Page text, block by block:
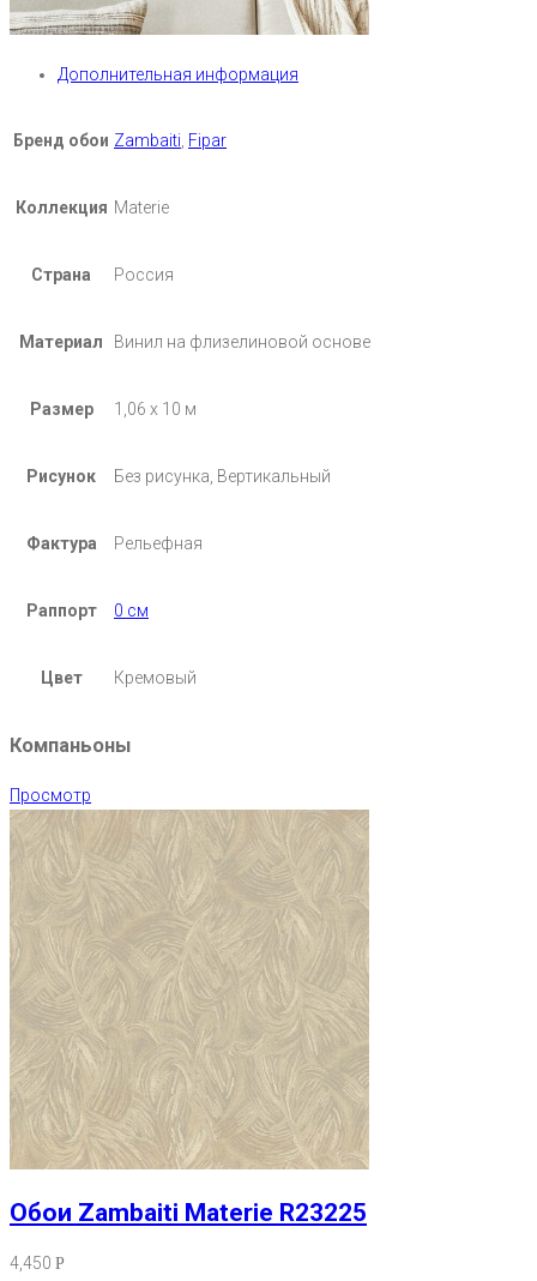
Дополнительная информация
Бренд обои Zambaiti Fipar
Коллекция Materie
Страна Россия
Материал Винил на флизелиновой основе
Размер 1,06 х 10 м
Рисунок Без рисунка, Вертикальный
Фактура Рельефная
Раппорт 0 см
Цвет Кремовый
Компаньоны
Просмотр
Обои Zambaiti Materie R23225
4,450 Р